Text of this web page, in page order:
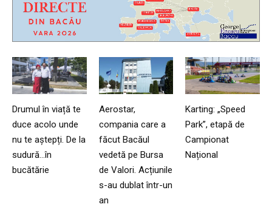
Drumul în viață te
duce acolo unde
nu te aștepți. De la
sudură…în
bucătărie
Aerostar,
compania care a
făcut Bacăul
vedetă pe Bursa
de Valori. Acțiunile
s-au dublat într-un
an
Karting: „Speed
Park”, etapă de
Campionat
Național